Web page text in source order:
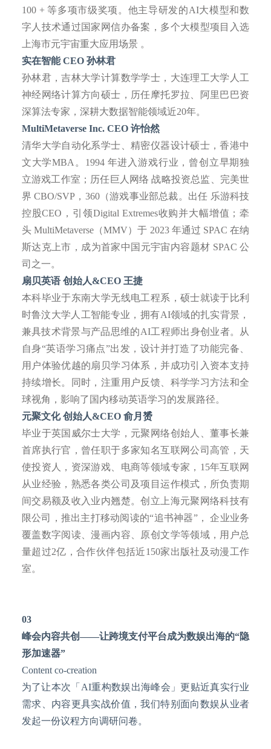
100 + 等多项市级奖项。他主导研发的AI大模型和数
字人技术通过国家网信办备案，多个大模型项目入选
上海市元宇宙重大应用场景 。
实在智能 CEO 孙林君
孙林君，吉林大学计算数学学士，大连理工大学人工
神经网络计算方向硕士，历任摩托罗拉、阿里巴巴资
深算法专家，深耕大数据智能领域近20年。
MultiMetaverse Inc. CEO 许怡然
清华大学自动化系学士、精密仪器设计硕士，香港中
文大学MBA。1994 年进入游戏行业，曾创立早期独
立游戏工作室；历任巨人网络 战略投资总监、完美世
界 CBO/SVP，360（游戏事业部总裁。出任 乐游科技
控股CEO，引领Digital Extremes收购并大幅增值；牵
头 MultiMetaverse（MMV）于 2023 年通过 SPAC 在纳
斯达克上市，成为首家中国元宇宙内容题材 SPAC 公
司之一。
扇贝英语 创始人&CEO 王捷
本科毕业于东南大学无线电工程系，硕士就读于比利
时鲁汶大学人工智能专业，拥有AI领域的扎实背景，
兼具技术背景与产品思维的AI工程师出身创业者。从
自身“英语学习痛点”出发，设计并打造了功能完备、
用户体验优越的扇贝学习体系，并成功引入资本支持
持续增长。同时，注重用户反馈、科学学习方法和全
球视角，影响了国内移动英语学习的发展路径。
元聚文化 创始人&CEO 俞月赟
毕业于英国威尔士大学，元聚网络创始人、董事长兼
首席执行官，曾任职于多家知名互联网公司高管，天
使投资人，资深游戏、电商等领域专家， 15年互联网
从业经验，熟悉各类公司及项目运作模式，所负责期
间交易额及收入业内翘楚。创立上海元聚网络科技有
限公司，推出主打移动阅读的“追书神器”， 企业业务
覆盖数字阅读、漫画内容、原创文学等领域，用户总
量超过2亿，合作伙伴包括近150家出版社及动漫工作
室。
03
峰会内容共创——让跨境支付平台成为数娱出海的“隐
形加速器”
Content co-creation
为了让本次「 AI重构数娱出海峰会」更贴近真实行业
需求、内容更具实战价值，我们特别面向数娱从业者
发起一份议程方向调研问卷。